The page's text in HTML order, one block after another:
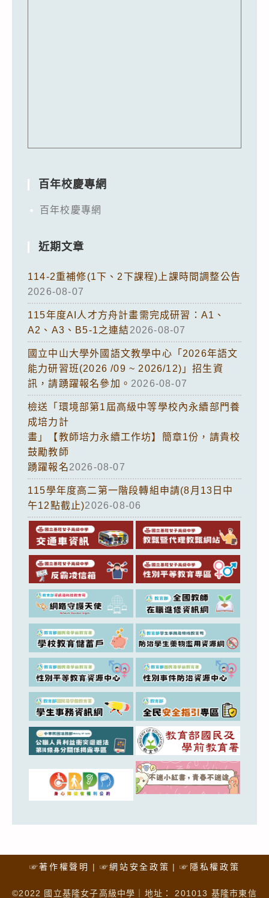
百年校慶專網
百年校慶專網
近期文章
114-2重補修(1下、2下課程)上課時間調整公告
2026-08-07
115年度AI人才方舟計畫需完成研習：A1、
A2、A3、B5-1之連結2026-08-07
國立中山大學外國語文教學中心「2026年語文
能力研習班(2026 /09 ~ 2026/12)」招生資
訊，請踴躍報名參加。 2026-08-07
檢送「環境部第1屆高級中等學校內永續部門養
成培力計
畫」【教師培力永續工作坊】簡章1份，請貴校
鼓勵教師
踴躍報名2026-08-07
115學年度高二第一階段轉組申請(8月13日中
午12點截止)2026-08-06
☞著作權聲明 ☞網站安全政策 ☞隱私權政策
©2022 國立基隆女子高級中學｜地址： 201013 基隆市東信